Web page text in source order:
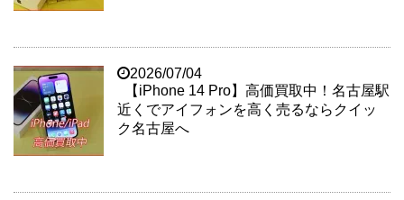
2026/07/04
【iPhone 14 Pro】高価買取中！名古屋駅
近くでアイフォンを高く売るならクイッ
ク名古屋へ